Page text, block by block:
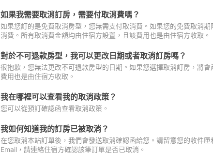
如果我需要取消訂房，需要付取消費嗎？
如果您訂的是免費取消房型，您無需支付取消費。如果您的免費取消
消費。所有取消費金額均由住宿方設置，且該費用也是由住宿方收取。
對於不可退款房型，我可以更改日期或者取消訂房嗎？
很抱歉，您無法更改不可退款房型的日期。如果您選擇取消訂房，將
費用也是由住宿方收取。
我在哪裡可以查看我的取消政策？
您可以從預訂確認函查看取消政策。
我如何知道我的訂房已被取消？
在您取消本站訂單後，我們會發送取消確認函給您。請留意您的收件
Email，請連絡住宿方確認該筆訂單是否已取消。